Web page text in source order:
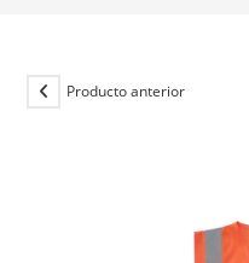
Producto anterior